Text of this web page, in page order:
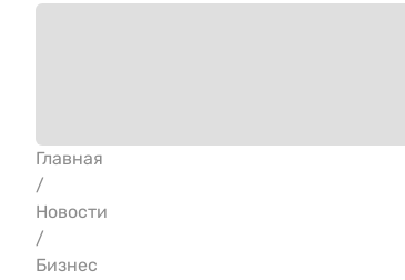
Главная
/
Новости
/
Бизнес